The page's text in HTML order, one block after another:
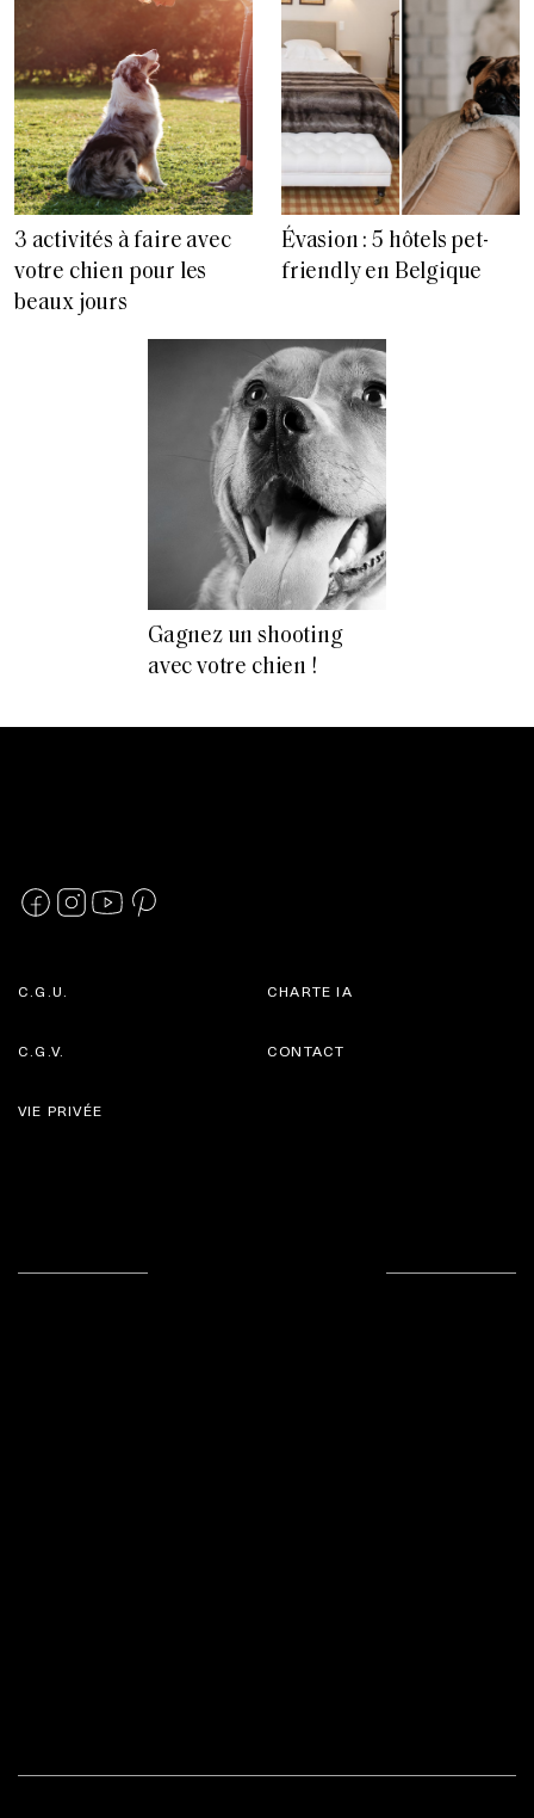
3 activités à faire avec
votre chien pour les
beaux jours
Évasion : 5 hôtels pet-
friendly en Belgique
Gagnez un shooting
avec votre chien !
C.G.U.
C.G.V.
CHARTE IA
CONTACT
VIE PRIVÉE